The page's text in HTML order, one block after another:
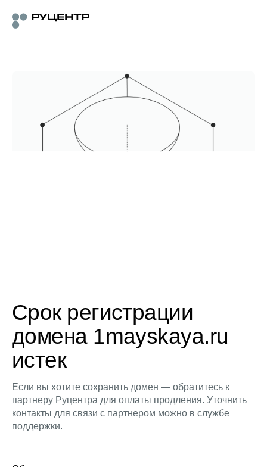
Срок регистрации
домена 1mayskaya.ru
истек
Если вы хотите сохранить домен — обратитесь к
партнеру Руцентра для оплаты продления. Уточнить
контакты для связи с партнером можно в службе
поддержки.